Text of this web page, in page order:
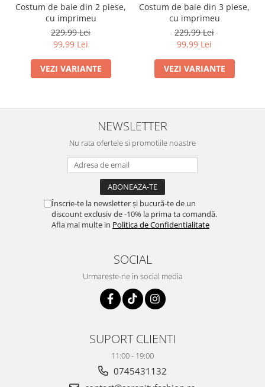
Costum de baie din 2 piese,
cu imprimeu
229,99 Lei
99,99 Lei
VEZI VARIANTE
Costum de baie din 3 piese,
cu imprimeu
229,99 Lei
99,99 Lei
VEZI VARIANTE
NEWSLETTER
Nu rata ofertele si promotiile noastre
Înscrie-te la newsletter și bucură-te de un
discount exclusiv de -10% la prima ta comandă.
Afla mai multe in Politica de Confidentialitate
SOCIAL
Urmareste-ne in social media
SUPORT CLIENTI
11:00 - 19:00
0745431132